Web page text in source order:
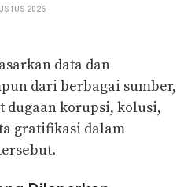
2026
data dan
dari berbagai sumber,
dugaan korupsi, kolusi,
gratifikasi dalam